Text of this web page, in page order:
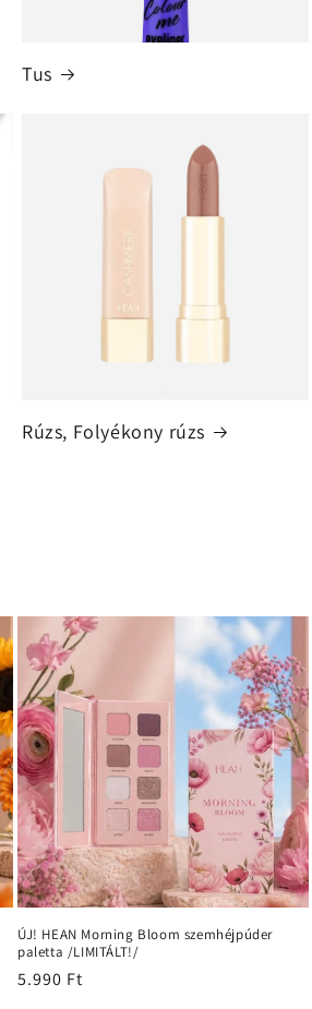
Tus
Rúzs, Folyékony rúzs
ÚJ! HEAN Morning Bloom szemhéjpúder
paletta /LIMITÁLT!/
Normál
5.990 Ft